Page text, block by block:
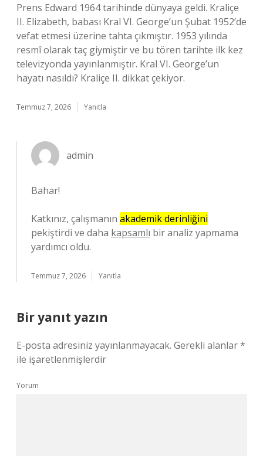
Prens Edward 1964 tarihinde dünyaya geldi. Kraliçe
II. Elizabeth, babası Kral VI. George’un Şubat 1952’de
vefat etmesi üzerine tahta çıkmıştır. 1953 yılında
resmî olarak taç giymiştir ve bu tören tarihte ilk kez
televizyonda yayınlanmıştır. Kral VI. George’un
hayatı nasıldı? Kraliçe II. dikkat çekiyor.
Temmuz 7, 2026 Yanıtla
admin
Bahar!
Katkınız, çalışmanın akademik derinliğini
pekiştirdi ve daha kapsamlı bir analiz yapmama
yardımcı oldu.
Temmuz 7, 2026 Yanıtla
Bir yanıt yazın
E-posta adresiniz yayınlanmayacak. Gerekli alanlar*
ile işaretlenmişlerdir
Yorum